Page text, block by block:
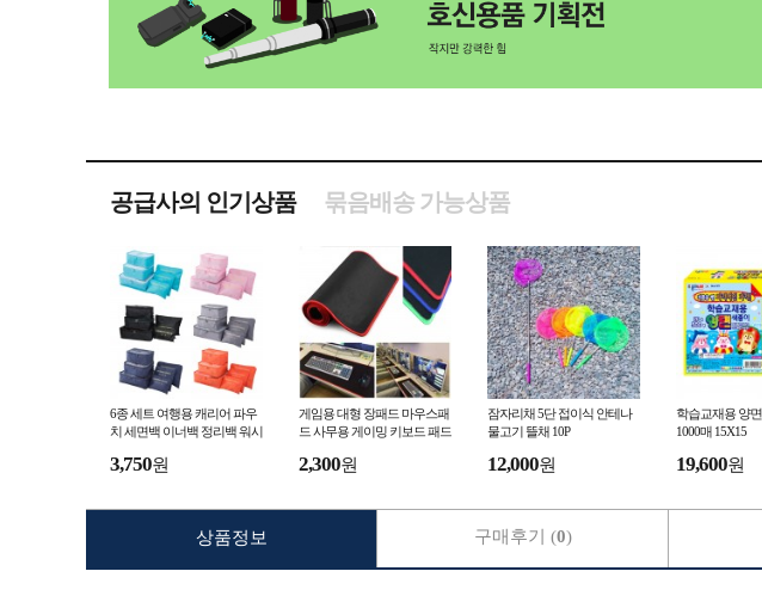
공급사의 인기상품 묶음배송 가능상품
6종 세트 여행용 캐리어 파우
치 세면백 이너백 정리백 워시
3,750원
게임용 대형 장패드 마우스패
드 사무용 게이밍 키보드 패드
2,300원
잠자리채 5단 접이식 안테나
물고기 뜰채 10P
12,000원
학습교재용 양
1000매 15X15
19,600원
상품정보 구매후기 (0)